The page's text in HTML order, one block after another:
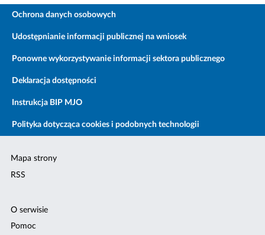
Ochrona danych osobowych
Udostępnianie informacji publicznej na wniosek
Ponowne wykorzystywanie informacji sektora publicznego
Deklaracja dostępności
Instrukcja BIP MJO
Polityka dotycząca cookies i podobnych technologii
Mapa strony
RSS
O serwisie
Pomoc